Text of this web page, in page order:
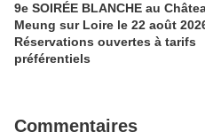
9e SOIRÉE BLANCHE au
Meung sur Loire le 22 août
Réservations ouvertes à tarifs
préférentiels
Commentaires